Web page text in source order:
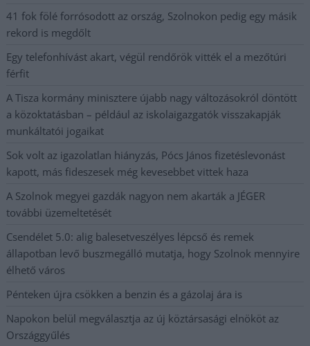
41 fok fölé forrósodott az ország, Szolnokon pedig egy másik
rekord is megdőlt
Egy telefonhívást akart, végül rendőrök vitték el a mezőtúri
férfit
A Tisza kormány minisztere újabb nagy változásokról döntött
a közoktatásban – például az iskolaigazgatók visszakapják
munkáltatói jogaikat
Sok volt az igazolatlan hiányzás, Pócs János fizetéslevonást
kapott, más fideszesek még kevesebbet vittek haza
A Szolnok megyei gazdák nagyon nem akarták a JÉGER
további üzemeltetését
Csendélet 5.0: alig balesetveszélyes lépcső és remek
állapotban levő buszmegálló mutatja, hogy Szolnok mennyire
élhető város
Pénteken újra csökken a benzin és a gázolaj ára is
Napokon belül megválasztja az új köztársasági elnököt az
Országgyűlés